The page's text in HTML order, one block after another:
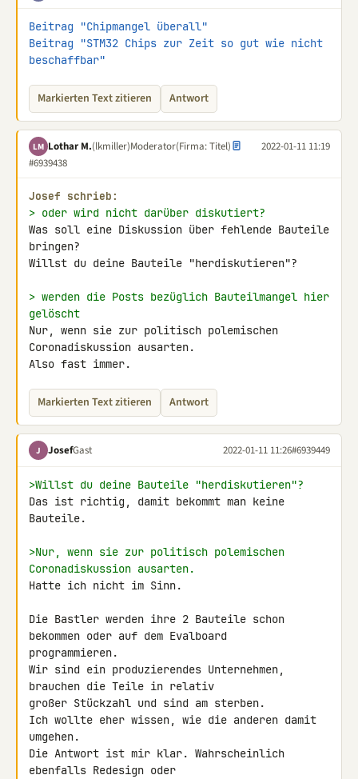
Beitrag "Chipmangel überall"
Beitrag "STM32 Chips zur Zeit so gut wie nicht
beschaffbar"
Markierten Text zitieren Antwort
LM Lothar M.(lkmiller)Moderator(Firma: Titel)
2022-01-11 11:19
#6939438
Josef schrieb:
> oder wird nicht darüber diskutiert?
Was soll eine Diskussion über fehlende Bauteile
bringen?
Willst du deine Bauteile "herdiskutieren"?
> werden die Posts bezüglich Bauteilmangel hier
gelöscht
Nur, wenn sie zur politisch polemischen
Coronadiskussion ausarten.
Also fast immer.
Markierten Text zitieren Antwort
J JosefGast 2022-01-11 11:26#6939449
>Willst du deine Bauteile "herdiskutieren"?
Das ist richtig, damit bekommt man keine
Bauteile.
>Nur, wenn sie zur politisch polemischen
Coronadiskussion ausarten.
Hatte ich nicht im Sinn.
Die Bastler werden ihre 2 Bauteile schon
bekommen oder auf dem Evalboard
programmieren.
Wir sind ein produzierendes Unternehmen,
brauchen die Teile in relativ
großer Stückzahl und sind am sterben.
Ich wollte eher wissen, wie die anderen damit
umgehen.
Die Antwort ist mir klar. Wahrscheinlich
ebenfalls Redesign oder